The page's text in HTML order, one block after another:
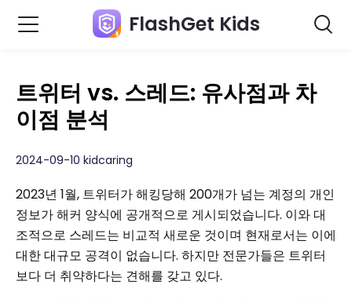
FlashGet Kids
트위터 vs. 스레드: 유사점과 차
이점 분석
2024-09-10 kidcaring
2023년 1월, 트위터가 해킹당해 200개가 넘는 계정의 개인
정보가 해커 양식에 공개적으로 게시되었습니다. 이와 대
조적으로 스레드는 비교적 새로운 것이며 현재로서는 이에
대한 대규모 공격이 없습니다. 하지만 전문가들은 트위터
보다 더 취약하다는 견해를 갖고 있다.